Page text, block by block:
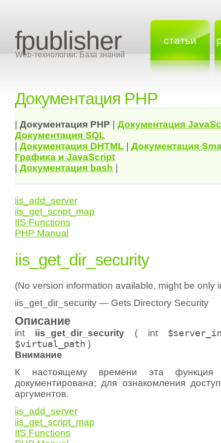
fpublisher
Web-технологии: База знаний
статьи
Документация PHP
Документация PHP Документация
Документация SQL
Документация DHTML
Документация
Графика и JavaScript
Документация bash
iis_add_server
iis_get_script_map
IIS Functions
PHP Manual
iis_get_dir_security
(No version information available, might be only
iis_get_dir_security — Gets Directory Security
Описание
int iis_get_dir_security( int
$virtual_path )
Внимание
К настоящему времени эта
документирована; для ознакомления
аргументов.
iis_add_server
iis_get_script_map
IIS Functions